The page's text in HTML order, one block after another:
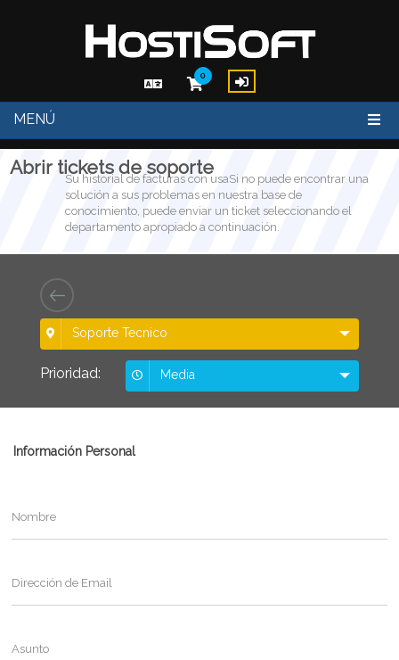
0
MENÚ
Abrir tickets de soporte
Su historial de facturas con usaSi no puede encontrar una
solución a sus problemas en nuestra base de
conocimiento, puede enviar un ticket seleccionando el
departamento apropiado a continuación.
Soporte Tecnico
Prioridad: Media
Información Personal
Nombre
Dirección de Email
Asunto